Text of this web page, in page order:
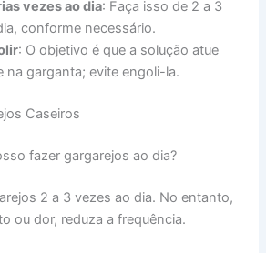
vezes ao dia: Faça isso de 2 a 3
conforme necessário.
: O objetivo é que a solução atue
na garganta; evite engoli-la.
Caseiros
fazer gargarejos ao dia?
2 a 3 vezes ao dia. No entanto,
ou dor, reduza a frequência.